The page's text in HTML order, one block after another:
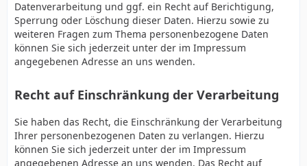
Datenverarbeitung und ggf. ein Recht auf Berichtigung,
Sperrung oder Löschung dieser Daten. Hierzu sowie zu
weiteren Fragen zum Thema personenbezogene Daten
können Sie sich jederzeit unter der im Impressum
angegebenen Adresse an uns wenden.
Recht auf Einschränkung der Verarbeitung
Sie haben das Recht, die Einschränkung der Verarbeitung
Ihrer personenbezogenen Daten zu verlangen. Hierzu
können Sie sich jederzeit unter der im Impressum
angegebenen Adresse an uns wenden. Das Recht auf